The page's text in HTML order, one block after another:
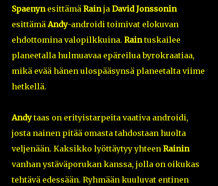
Spaenyn esittämä Rainja David Jonssonin
esittämä Andy-androidi toimivat elokuvan
ehdottomina valopilkkuina. Raintuskailee
planeetalla hulmuavaa epäreilua byrokraatiaa,
mikä evää hänen ulospääsynsä planeetalta viime
hetkellä.
Andytaas on erityistarpeita vaativa androidi,
josta nainen pitää omasta tahdostaan huolta
veljenään. Kaksikko lyöttäytyy yhteen Rainin
vanhan ystäväporukan kanssa, jolla on oikukas
tehtävä edessään. Ryhmään kuuluvat entinen